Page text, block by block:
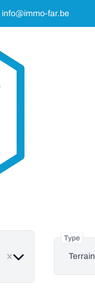
info@immo-far.be
Type
Terrain